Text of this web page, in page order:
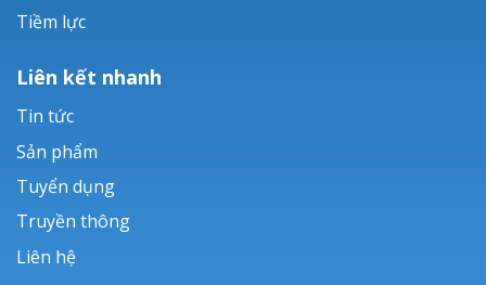
Tiềm lực
Liên kết nhanh
Tin tức
Sản phẩm
Tuyển dụng
Truyền thông
Liên hệ